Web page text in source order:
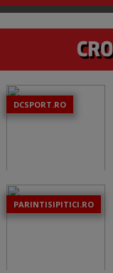
DCSPORT.RO
PARINTISIPITICI.RO